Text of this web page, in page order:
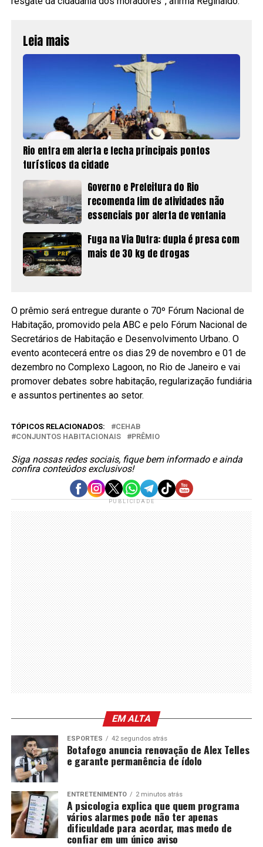
Leia mais
Rio entra em alerta e fecha principais pontos
turísticos da cidade
Governo e Prefeitura do Rio
recomenda fim de atividades não
essenciais por alerta de ventania
Fuga na Via Dutra: dupla é presa com
mais de 30 kg de drogas
O prêmio será entregue durante o 70º Fórum Nacional de
Habitação, promovido pela ABC e pelo Fórum Nacional de
Secretários de Habitação e Desenvolvimento Urbano. O
evento acontecerá entre os dias 29 de novembro e 01 de
dezembro no Complexo Lagoon, no Rio de Janeiro e vai
promover debates sobre habitação, regularização fundiária
e assuntos pertinentes ao setor.
TÓPICOS RELACIONADOS:
CEHAB
CONJUNTOS HABITACIONAIS
PRÊMIO
Siga nossas redes sociais, fique bem informado e ainda
confira conteúdos exclusivos!
PUBLICIDADE
EM ALTA
ESPORTES 42 segundos atrás
Botafogo anuncia renovação de Alex Telles
e garante permanência de ídolo
ENTRETENIMENTO 2 minutos atrás
A psicologia explica que quem programa
vários alarmes pode não ter apenas
dificuldade para acordar, mas medo de
confiar em um único aviso